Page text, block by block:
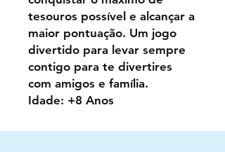
tesouros possível e alcançar a
maior pontuação. Um jogo
divertido para levar sempre
contigo para te divertires
com amigos e família.
Idade: +8 Anos